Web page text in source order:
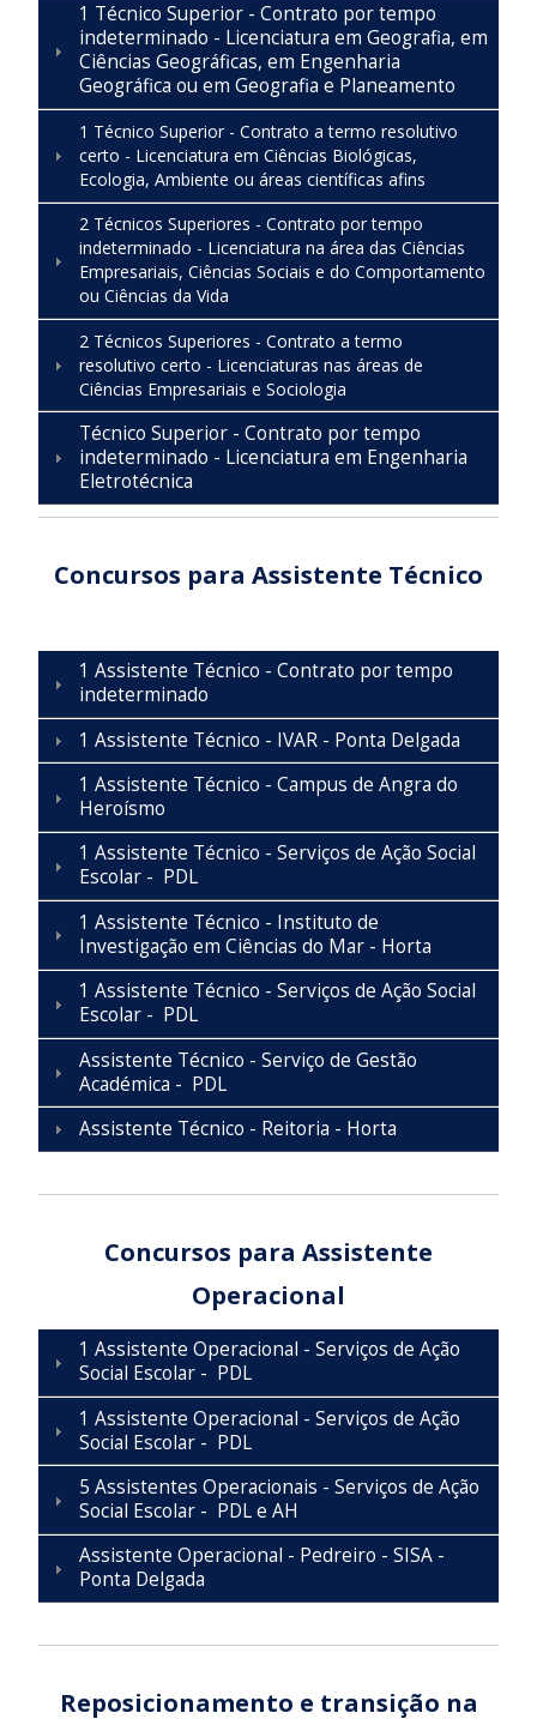
1 Técnico Superior - Contrato por tempo
indeterminado - Licenciatura em Geografia, em
Ciências Geográficas, em Engenharia
Geográfica ou em Geografia e Planeamento
1 Técnico Superior - Contrato a termo resolutivo
certo - Licenciatura em Ciências Biológicas,
Ecologia, Ambiente ou áreas científicas afins
2 Técnicos Superiores - Contrato por tempo
indeterminado - Licenciatura na área das Ciências
Empresariais, Ciências Sociais e do Comportamento
ou Ciências da Vida
2 Técnicos Superiores - Contrato a termo
resolutivo certo - Licenciaturas nas áreas de
Ciências Empresariais e Sociologia
Técnico Superior - Contrato por tempo
indeterminado - Licenciatura em Engenharia
Eletrotécnica
Concursos para Assistente Técnico
1 Assistente Técnico - Contrato por tempo
indeterminado
1 Assistente Técnico - IVAR - Ponta Delgada
1 Assistente Técnico - Campus de Angra do
Heroísmo
1 Assistente Técnico - Serviços de Ação Social
Escolar - PDL
1 Assistente Técnico - Instituto de
Investigação em Ciências do Mar - Horta
1 Assistente Técnico - Serviços de Ação Social
Escolar - PDL
Assistente Técnico - Serviço de Gestão
Académica - PDL
Assistente Técnico - Reitoria - Horta
Concursos para Assistente
Operacional
1 Assistente Operacional - Serviços de Ação
Social Escolar - PDL
1 Assistente Operacional - Serviços de Ação
Social Escolar - PDL
5 Assistentes Operacionais - Serviços de Ação
Social Escolar - PDL e AH
Assistente Operacional - Pedreiro - SISA -
Ponta Delgada
Reposicionamento e transição na